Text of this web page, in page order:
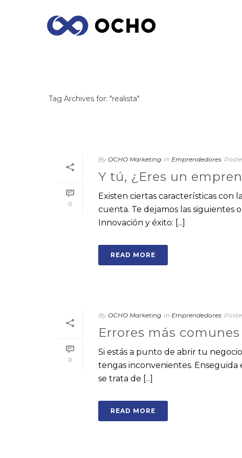
Tag Archives for: "realista"
0
By OCHO Marketing In Emprendedores
Y tú, ¿Eres un
Existen ciertas características con
cuenta. Te dejamos las siguientes
Innovación y éxito: [...]
READ MORE
0
By OCHO Marketing In Emprendedores
Errores más
Si estás a punto de abrir tu
tengas inconvenientes.
se trata de [...]
READ MORE